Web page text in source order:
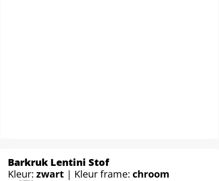
Barkruk Lentini Stof
Kleur: zwart | Kleur frame: chroom